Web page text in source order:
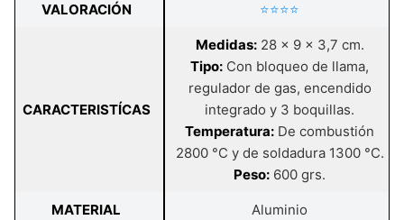
VALORACIÓN ⭐⭐⭐⭐
CARACTERISTÍCAS
Medidas:28 x 9 x 3,7 cm.
Tipo: Con bloqueo de llama,
regulador de gas, encendido
integrado y 3 boquillas.
Temperatura: De combustión
2800 °C y de soldadura 1300 °C.
Peso: 600 grs.
MATERIAL Aluminio